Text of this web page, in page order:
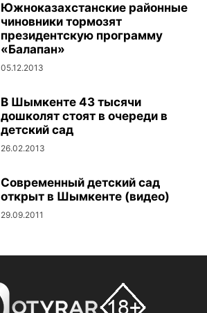
Южноказахстанские районные
чиновники тормозят
президентскую программу
«Балапан»
05.12.2013
В Шымкенте 43 тысячи
дошколят стоят в очереди в
детский сад
26.02.2013
Современный детский сад
открыт в Шымкенте (видео)
29.09.2011